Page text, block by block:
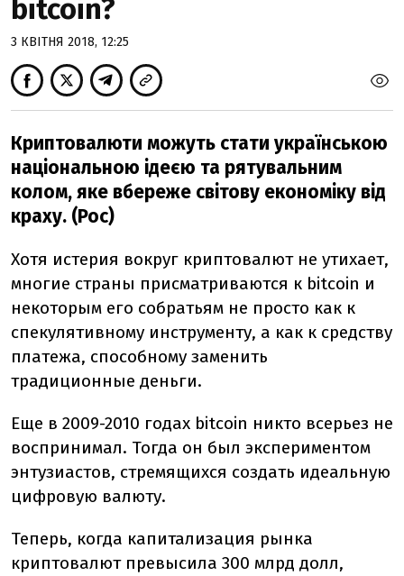
bitcoin?
3 КВІТНЯ 2018, 12:25
Криптовалюти можуть стати українською
національною ідеєю та рятувальним
колом, яке вбереже світову економіку від
краху. (Рос)
Хотя истерия вокруг криптовалют не утихает,
многие страны присматриваются к bitcoin и
некоторым его собратьям не просто как к
спекулятивному инструменту, а как к средству
платежа, способному заменить
традиционные деньги.
Еще в 2009-2010 годах bitcoin никто всерьез не
воспринимал. Тогда он был экспериментом
энтузиастов, стремящихся создать идеальную
цифровую валюту.
Теперь, когда капитализация рынка
криптовалют превысила 300 млрд долл,